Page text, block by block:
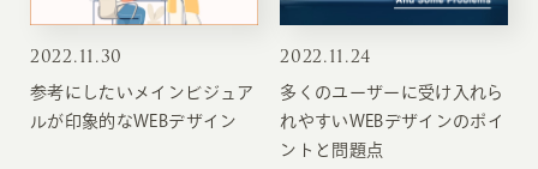
2022.11.30
参考にしたいメインビジュア
ルが印象的なWEBデザイン
2022.11.24
多くのユーザーに受け入れら
れやすいWEBデザインのポイ
ントと問題点